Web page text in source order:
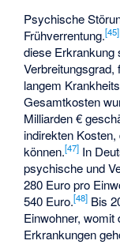
Psychische
Frühverrentung.[45]
diese Erkrankung
langem
Gesamtkosten
Milliarden €
indirekten
können.[47] In
psychische und
280 Euro pro
540 Euro.[48] Bis
Einwohner,
Erkrankungen